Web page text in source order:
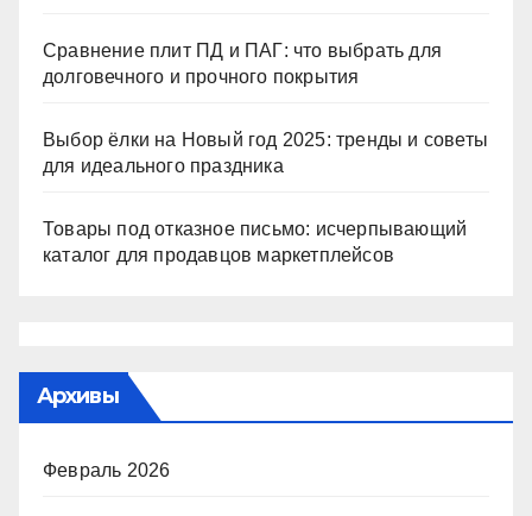
Сравнение плит ПД и ПАГ: что выбрать для
долговечного и прочного покрытия
Выбор ёлки на Новый год 2025: тренды и советы
для идеального праздника
Товары под отказное письмо: исчерпывающий
каталог для продавцов маркетплейсов
Архивы
Февраль 2026